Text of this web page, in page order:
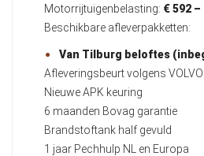
Motorrijtuigenbelasting: € 592 –
Beschikbare afleverpakketten:
Van Tilburg beloftes
Afleveringsbeurt volgens
Nieuwe APK keuring
6 maanden Bovag garantie
Brandstoftank half gevuld
1 jaar Pechhulp NL en Europa